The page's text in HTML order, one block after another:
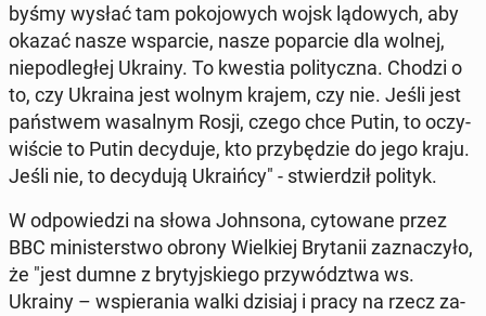
by­śmy wysłać tam po­ko­jo­wych wojsk lą­do­wych, aby
okazać nasze wspar­cie, nasze po­par­cie dla wolnej,
nie­pod­le­głej Ukrainy. To kwestia po­li­tycz­na. Chodzi o
to, czy Ukraina jest wolnym krajem, czy nie. Jeśli jest
pań­stwem wa­sal­nym Rosji, czego chce Putin, to oczy­
wi­ście to Putin de­cy­du­je, kto przy­bę­dzie do jego kraju.
Jeśli nie, to de­cy­du­ją Ukra­iń­cy" - stwier­dził polityk.
W od­po­wie­dzi na słowa John­so­na, cy­to­wa­ne przez
BBC mi­ni­ster­stwo obrony Wiel­kiej Bry­ta­nii za­zna­czy­ło,
że "jest dumne z bry­tyj­skie­go przy­wódz­twa ws.
Ukrainy – wspie­ra­nia walki dzisiaj i pracy na rzecz za­